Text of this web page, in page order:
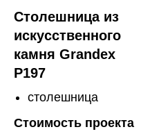
Столешница из
искусственного
камня Grandex
P197
столешница
Стоимость проекта